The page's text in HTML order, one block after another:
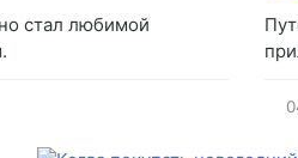
стал любимой